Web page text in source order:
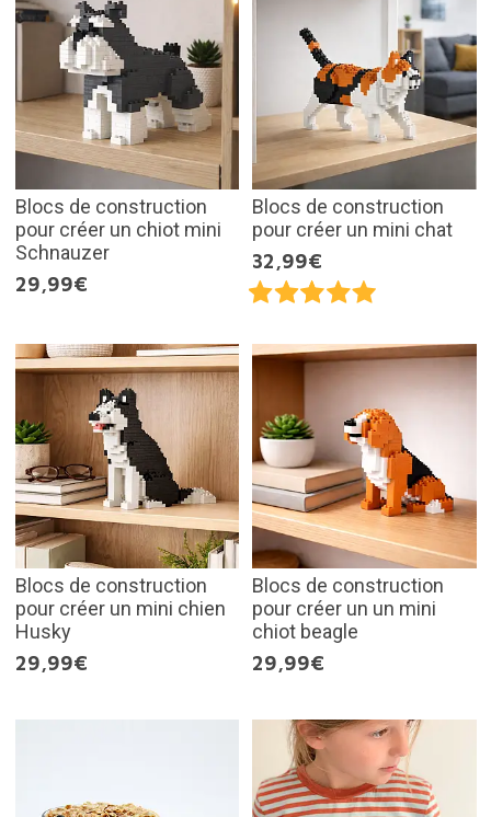
Blocs de construction
pour créer un chiot mini
Schnauzer
29,99€
Blocs de construction
pour créer un mini chat
32,99€
Blocs de construction
pour créer un mini chien
Husky
29,99€
Blocs de construction
pour créer un un mini
chiot beagle
29,99€